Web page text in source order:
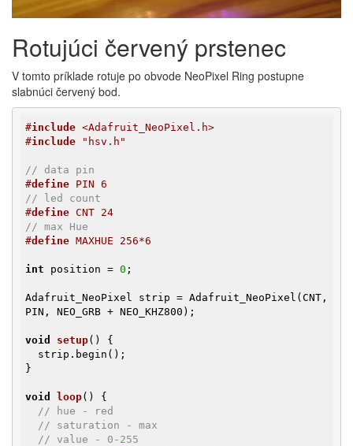
Rotujúci červený prstenec
V tomto príklade rotuje po obvode NeoPixel Ring postupne
slabnúci červený bod.
#include <Adafruit_NeoPixel.h>
#include "hsv.h"
// data pin
#define PIN 6
// led count
#define CNT 24
// max Hue
#define MAXHUE 256*6
int position = 0 ;
Adafruit_NeoPixel strip = Adafruit_NeoPixel(CNT,
PIN, NEO_GRB + NEO_KHZ800);
void setup()
{
}
void loop()
{
// hue - red
// saturation - max
// value - 0-255